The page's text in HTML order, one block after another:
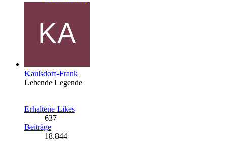
Kaulsdorf-Frank
Lebende Legende
Erhaltene Likes
637
Beiträge
18.844